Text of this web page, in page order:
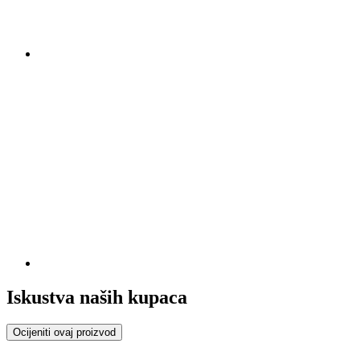
Iskustva naših kupaca
Ocijeniti ovaj proizvod